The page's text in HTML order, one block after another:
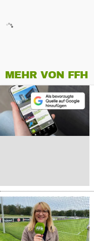
MEHR VON FFH